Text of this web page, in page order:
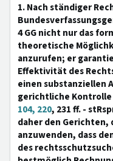
1. Nach ständiger
4 GG nicht nur das
theoretische
anzurufen; er
Effektivität des
einen substanziellen
gerichtliche
104, 220, 231 ff. -
daher den Gerichten,
anzuwenden, dass
des